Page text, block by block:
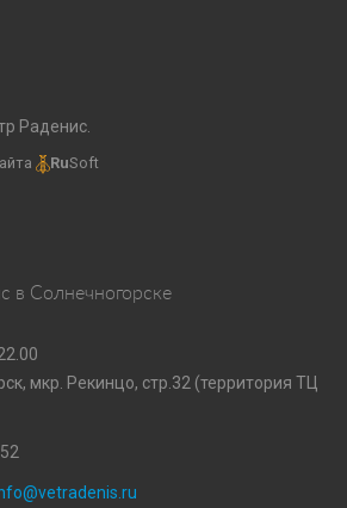
Раденис.
RuSoft
в Солнечногорске
мкр. Рекинцо, стр.32 (территория ТЦ